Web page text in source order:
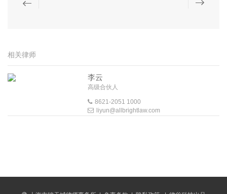
相关律师
李云
高级合伙人
8621-2051 1000
liyun@allbrightlaw.com